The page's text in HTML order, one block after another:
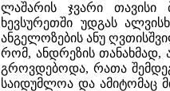
ლაშარის ჯვარი თავისი
ხევსურეთში უდგას
ანგელოზების ანუ
რომ, ანდრეზის თანახმად,
გროვდებოდა, რათა
საიდუმლოა და ამიტომაც